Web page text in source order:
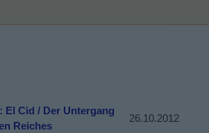
El Cid / Der Untergang
Reiches
26.10.2012